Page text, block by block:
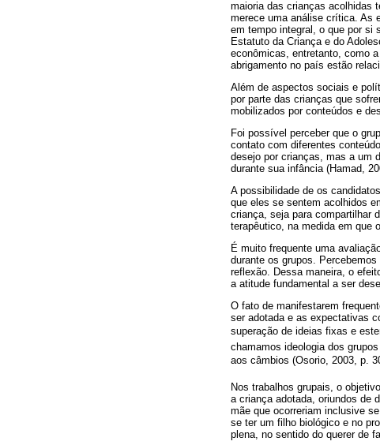
maioria das crianças acolhidas
merece uma análise crítica. As
em tempo integral, o que por si
Estatuto da Criança e do
econômicas, entretanto, como
abrigamento no país estão
Além de aspectos sociais e
por parte das crianças que
mobilizados por conteúdos e
Foi possível perceber que o
contato com diferentes
desejo por crianças, mas a um
durante sua infância (Hamad,
A possibilidade de os
que eles se sentem acolhidos
criança, seja para compartilhar
terapêutico, na medida em que
É muito frequente uma
durante os grupos.
reflexão. Dessa maneira, o
a atitude fundamental a ser
O fato de manifestarem
ser adotada e as expectativas
superação de ideias fixas e
chamamos ideologia dos
aos câmbios (Osorio, 2003, p.
Nos trabalhos grupais, o
a criança adotada, oriundos de
mãe que ocorreriam inclusive
se ter um filho biológico e no
plena, no sentido do querer de